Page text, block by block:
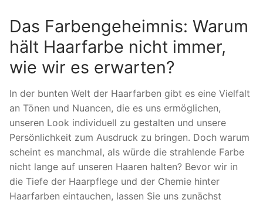
Das Farbengeheimnis: Warum
hält Haarfarbe nicht immer,
wie wir es erwarten?
In der bunten Welt der Haarfarben gibt es eine Vielfalt
an Tönen und Nuancen, die es uns ermöglichen,
unseren Look individuell zu gestalten und unsere
Persönlichkeit zum Ausdruck zu bringen. Doch warum
scheint es manchmal, als würde die strahlende Farbe
nicht lange auf unseren Haaren halten? Bevor wir in
die Tiefe der Haarpflege und der Chemie hinter
Haarfarben eintauchen, lassen Sie uns zunächst